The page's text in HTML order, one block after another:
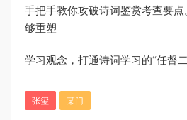
手把手教你攻破诗词鉴赏考查要
够重塑
学习观念，打通诗词学习的“任督
张玺 某门